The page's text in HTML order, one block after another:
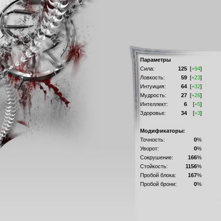
Параметры
Сила:
125 [+94]
Ловкость:
59 [+23]
Интуиция:
64 [+32]
Мудрость:
27 [+26]
Интеллект:
6 [+5]
Здоровье:
34 [+3]
Модификаторы:
Точность:
0%
Уворот:
0%
Сокрушение:
166%
Стойкость:
1156%
Пробой блока:
167%
Пробой брони:
0%